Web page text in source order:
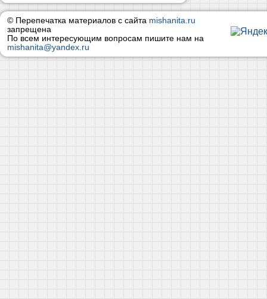
© Перепечатка материалов с сайта mishanita.ru
запрещена
По всем интересующим вопросам пишите нам на
mishanita@yandex.ru